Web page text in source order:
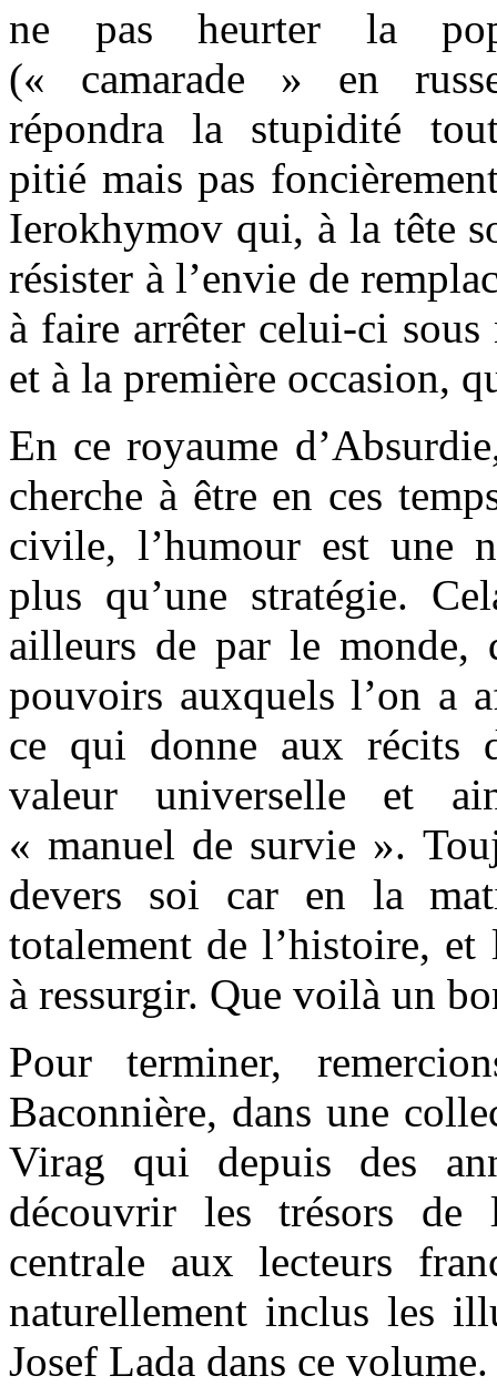
ne pas heurter la
(« camarade » en
répondra la stupidité
pitié mais pas
Ierokhymov qui, à la tête
résister à l’envie de
à faire arrêter celui-ci
et à la première occasion,
En ce royaume
cherche à être en ces
civile, l’humour est une
plus qu’une stratégie.
ailleurs de par le
pouvoirs auxquels l’on a
ce qui donne aux récits
valeur universelle et
« manuel de survie ».
devers soi car en la
totalement de l’histoire,
à ressurgir. Que voilà un
Pour terminer,
Baconnière, dans une
Virag qui depuis des
découvrir les trésors de
centrale aux lecteurs
naturellement inclus les
Josef Lada dans ce volume.